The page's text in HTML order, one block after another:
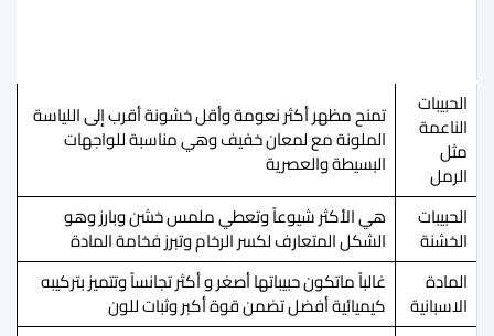
الحبيبات
الناعمة
مثل
الرمل
تمنح مظهر أكثر نعومة وأقل خشونة أقرب إلى اللياسة
الملونة مع لمعان خفيف وهي مناسبة للواجهات
البسيطة والعصرية
الحبيبات
الخشنة
هي الأكثر شيوعاً وتعطي ملمس خشن وبارز وهو
الشكل المتعارف لكسر الرخام وتبرز فخامة المادة
المادة
الاسبانية
غالباً ماتكون حبيباتها أصغر و أكثر تجانساً وتتميز بتركيبه
كيميائية أفضل تضمن قوة أكبر وثبات للون